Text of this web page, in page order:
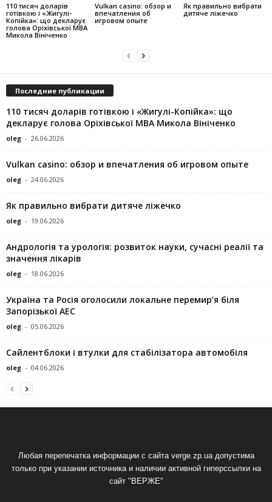
110 тисяч доларів
готівкою і «Жигулі-
Копійка»: що декларує
голова Оріхівської МВА
Микола Вініченко
Vulkan casino: обзор и
впечатления об
игровом опыте
Як правильно вибрати
дитяче ліжечко
Последние публикации
110 тисяч доларів готівкою і «Жигулі-Копійка»: що
декларує голова Оріхівської МВА Микола Вініченко
oleg - 26.06.2026
Vulkan casino: обзор и впечатления об игровом опыте
oleg - 24.06.2026
Як правильно вибрати дитяче ліжечко
oleg - 19.06.2026
Андрологія та урологія: розвиток науки, сучасні реалії та
значення лікарів
oleg - 18.06.2026
Україна та Росія оголосили локальне перемир’я біля
Запорізької АЕС
oleg - 05.06.2026
Сайлентблоки і втулки для стабілізатора автомобіля
oleg - 04.06.2026
Любая перепечатка информации с сайта verge.zp.ua допустима
только при указании источника и наличии активной гиперссылки на
сайт "ВЕРЖЕ"